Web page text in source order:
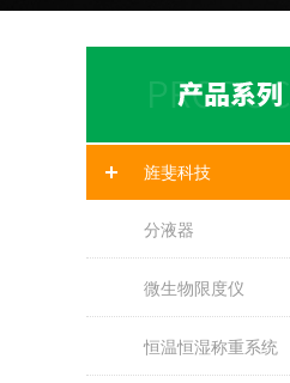
旌斐科技
分液器
微生物限度仪
恒温恒湿称重系统